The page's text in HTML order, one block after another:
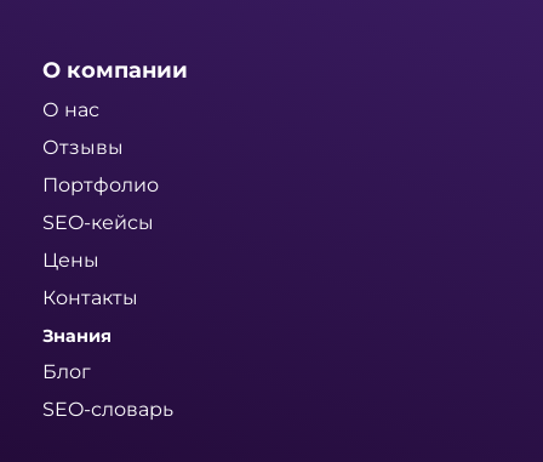
О компании
О нас
Отзывы
Портфолио
SEO-кейсы
Цены
Контакты
Знания
Блог
SEO-словарь